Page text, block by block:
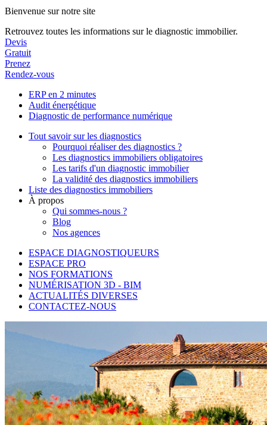
Bienvenue sur notre site
Retrouvez toutes les informations sur le diagnostic immobilier.
Devis
Gratuit
Prenez
Rendez-vous
ERP en 2 minutes
Audit énergétique
Diagnostic de performance numérique
Tout savoir sur les diagnostics
Pourquoi réaliser des diagnostics ?
Les diagnostics immobiliers obligatoires
Les tarifs d'un diagnostic immobilier
La validité des diagnostics immobiliers
Liste des diagnostics immobiliers
À propos
Qui sommes-nous ?
Blog
Nos agences
ESPACE DIAGNOSTIQUEURS
ESPACE PRO
NOS FORMATIONS
NUMÉRISATION 3D - BIM
ACTUALITÉS DIVERSES
CONTACTEZ-NOUS